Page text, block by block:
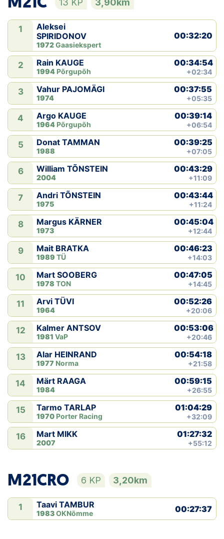
1
Aleksei
SPIRIDONOV
1972Gaasiekspert
00:32:20
2 Rain KAUGE
1994 Põrgupõh
00:34:54
+02:34
3 Vahur PAJOMÄGI
1974
00:37:55
+05:35
4 Argo KAUGE
1964 Põrgupõh
00:39:14
+06:54
5 Donat TAMMAN
1988
00:39:25
+07:05
6 William TÕNSTEIN
2004
00:43:29
+11:09
7 Andri TÕNSTEIN
1975
00:43:44
+11:24
8 Margus KÄRNER
1973
00:45:04
+12:44
9 Mait BRATKA
1989 TÜ
00:46:23
+14:03
10 Mart SOOBERG
1978 TON
00:47:05
+14:45
11 Arvi TÜVI
1964
00:52:26
+20:06
12 Kalmer ANTSOV
1981 VaP
00:53:06
+20:46
13 Alar HEINRAND
1977 Norma
00:54:18
+21:58
14 Märt RAAGA
1984
00:59:15
+26:55
15 Tarmo TARLAP
1970 Porter Racing
01:04:29
+32:09
16 Mart MIKK
2007
01:27:32
+55:12
M21CRO 6 KP 3,20km
1 Taavi TAMBUR
1983OKNõmme 00:27:37